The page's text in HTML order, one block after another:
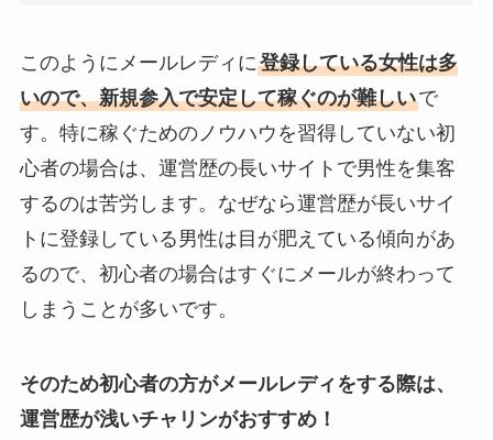
このようにメールレディに登録している女性は多
いので、新規参入で安定して稼ぐのが難しいで
す。特に稼ぐためのノウハウを習得していない初
心者の場合は、運営歴の長いサイトで男性を集客
するのは苦労します。なぜなら運営歴が長いサイ
トに登録している男性は目が肥えている傾向があ
るので、初心者の場合はすぐにメールが終わって
しまうことが多いです。
そのため初心者の方がメールレディをする際は、
運営歴が浅いチャリンがおすすめ！